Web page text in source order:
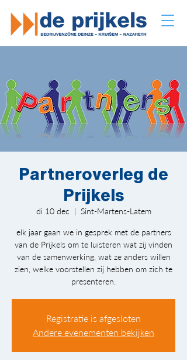
Partneroverleg de
Prijkels
di 10 dec
  |
Sint-Martens-Latem
elk jaar gaan we in gesprek met de partners
van de Prijkels om te luisteren wat zij vinden
van de samenwerking, wat ze anders willen
zien, welke voorstellen zij hebben om zich te
presenteren.
Registratie is afgesloten
Andere evenementen bekijken